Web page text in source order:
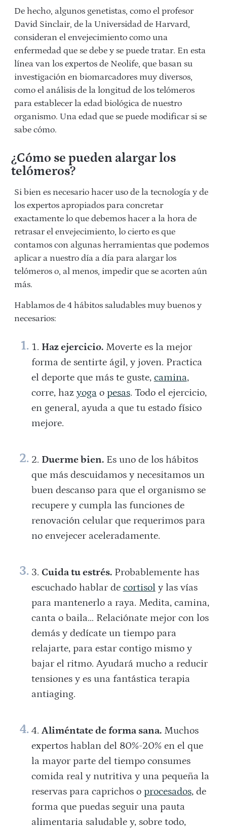
De hecho, algunos genetistas, como el profesor
David Sinclair, de la Universidad de Harvard,
consideran el envejecimiento como una
enfermedad que se debe y se puede tratar. En esta
línea van los expertos de Neolife, que basan su
investigación en biomarcadores muy diversos,
como el análisis de la longitud de los telómeros
para establecer la edad biológica de nuestro
organismo. Una edad que se puede modificar si se
sabe cómo.
¿Cómo se pueden alargar los
telómeros?
Si bien es necesario hacer uso de la tecnología y de
los expertos apropiados para concretar
exactamente lo que debemos hacer a la hora de
retrasar el envejecimiento, lo cierto es que
contamos con algunas herramientas que podemos
aplicar a nuestro día a día para alargar los
telómeros o, al menos, impedir que se acorten aún
más.
Hablamos de 4 hábitos saludables muy buenos y
necesarios:
Haz ejercicio.Moverte es la mejor
forma de sentirte ágil, y joven. Practica
el deporte que más te guste, camina,
corre, haz yogao pesas. Todo el ejercicio,
en general, ayuda a que tu estado físico
mejore.
Duerme bien.Es uno de los hábitos
que más descuidamos y necesitamos un
buen descanso para que el organismo se
recupere y cumpla las funciones de
renovación celular que requerimos para
no envejecer aceleradamente.
Cuida tu estrés.Probablemente has
escuchado hablar de cortisol y las vías
para mantenerlo a raya. Medita, camina,
canta o baila… Relaciónate mejor con los
demás y dedícate un tiempo para
relajarte, para estar contigo mismo y
bajar el ritmo. Ayudará mucho a reducir
tensiones y es una fantástica terapia
antiaging.
Aliméntate de forma sana.Muchos
expertos hablan del 80%-20% en el que
la mayor parte del tiempo consumes
comida real y nutritiva y una pequeña la
reservas para caprichos o procesados, de
forma que puedas seguir una pauta
alimentaria saludable y, sobre todo,